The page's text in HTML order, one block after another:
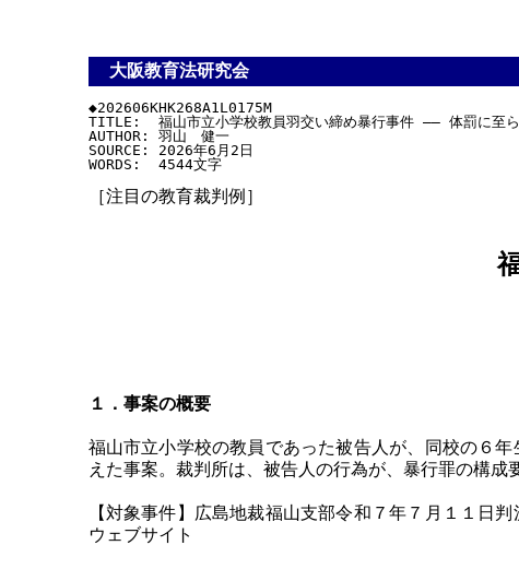
大阪教育法研究会
◆202606KHK268A1L0175M
TITLE:  福山市立小学校教員羽交い締め暴行事件 ―― 体罰に至ら
AUTHOR: 羽山　健一
SOURCE: 2026年6月2日
WORDS:  4544文字
［注目の教育裁判例］
１．事案の概要
福山市立小学校の教員であった被告人が、同校の６
えた事案。裁判所は、被告人の行為が、暴行罪の構
【対象事件】広島地裁福山支部令和７年７月１１
ウェブサイト